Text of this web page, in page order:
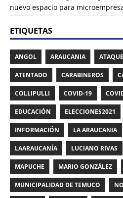
nuevo espacio para
ETIQUETAS
ANGOL ARAUCANIA
ATENTADO CARABINEROS
COLLIPULLI COVID-19
EDUCACIÓN ELECCIONES2021
INFORMACIÓN LA ARAUCANIA
LAARAUCANÍA LUCIANO RIVAS
MAPUCHE MARIO GONZÁLEZ
MUNICIPALIDAD DE TEMUCO